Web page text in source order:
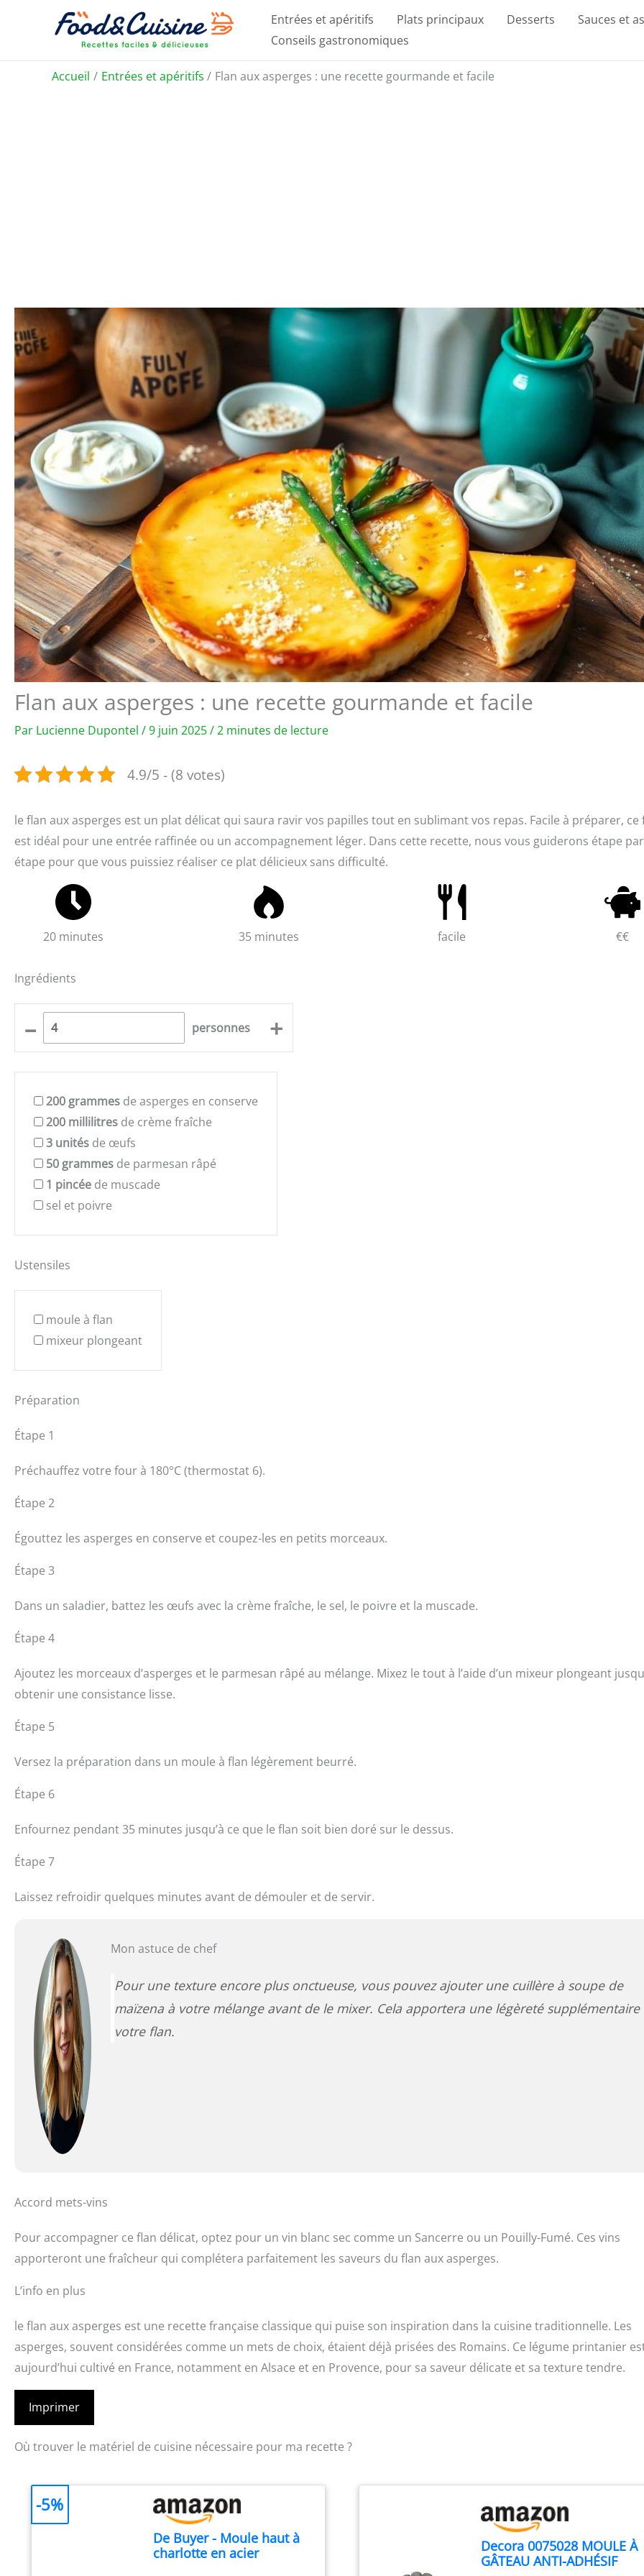
Entrées et apéritifs Plats principaux Desserts
Sauces et
Conseils gastronomiques
Accueil Entrées et apéritifs Flan aux asperges : une recette gourmande et facile
Flan aux asperges : une recette gourmande et facile
Par Lucienne Dupontel /9 juin 2025/2 minutes de lecture
4.9/5 - (8 votes)
le flan aux asperges est un plat délicat qui saura ravir vos papilles tout en sublimant vos repas. Facile à préparer, ce
est idéal pour une entrée raffinée ou un accompagnement léger. Dans cette recette, nous vous guiderons étape par
étape pour que vous puissiez réaliser ce plat délicieux sans difficulté.
20 minutes 35 minutes facile €€
Ingrédients
– personnes +
200 grammes de asperges en conserve
200 millilitres de crème fraîche
3 unités de œufs
50 grammes de parmesan râpé
1 pincée de muscade
sel et poivre
Ustensiles
moule à flan
mixeur plongeant
Préparation
Étape 1
Préchauffez votre four à 180°C (thermostat 6).
Étape 2
Égouttez les asperges en conserve et coupez-les en petits morceaux.
Étape 3
Dans un saladier, battez les œufs avec la crème fraîche, le sel, le poivre et la muscade.
Étape 4
Ajoutez les morceaux d’asperges et le parmesan râpé au mélange. Mixez le tout à l’aide d’un mixeur plongeant
obtenir une consistance lisse.
Étape 5
Versez la préparation dans un moule à flan légèrement beurré.
Étape 6
Enfournez pendant 35 minutes jusqu’à ce que le flan soit bien doré sur le dessus.
Étape 7
Laissez refroidir quelques minutes avant de démouler et de servir.
Mon astuce de chef
Pour une texture encore plus onctueuse, vous pouvez ajouter une cuillère à soupe de
maïzena à votre mélange avant de le mixer. Cela apportera une légèreté supplémentaire
votre flan.
Accord mets-vins
Pour accompagner ce flan délicat, optez pour un vin blanc sec comme un Sancerre ou un Pouilly-Fumé. Ces vins
apporteront une fraîcheur qui complétera parfaitement les saveurs du flan aux asperges.
L’info en plus
le flan aux asperges est une recette française classique qui puise son inspiration dans la cuisine traditionnelle. Les
asperges, souvent considérées comme un mets de choix, étaient déjà prisées des Romains. Ce légume printanier
aujourd’hui cultivé en France, notamment en Alsace et en Provence, pour sa saveur délicate et sa texture tendre.
Imprimer
Où trouver le matériel de cuisine nécessaire pour ma recette ?
De Buyer - Moule haut à
charlotte en acier
-5%
Decora 0075028 MOULE À
GÂTEAU ANTI-ADHÉSIF